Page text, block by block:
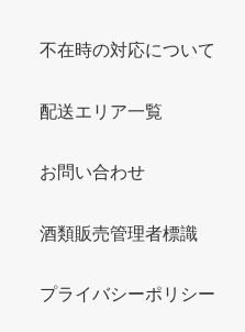
不在時の対応について
配送エリア一覧
お問い合わせ
酒類販売管理者標識
プライバシーポリシー